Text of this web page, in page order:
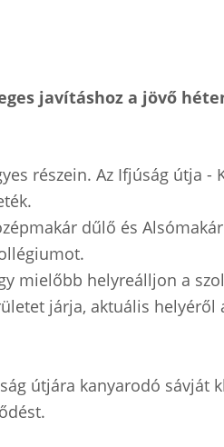
javításhoz a jövő
részein. Az Ifjúság útja -
dűlő és
mielőbb helyreálljon a
járja, aktuális helyéről
útjára kanyarodó sávját